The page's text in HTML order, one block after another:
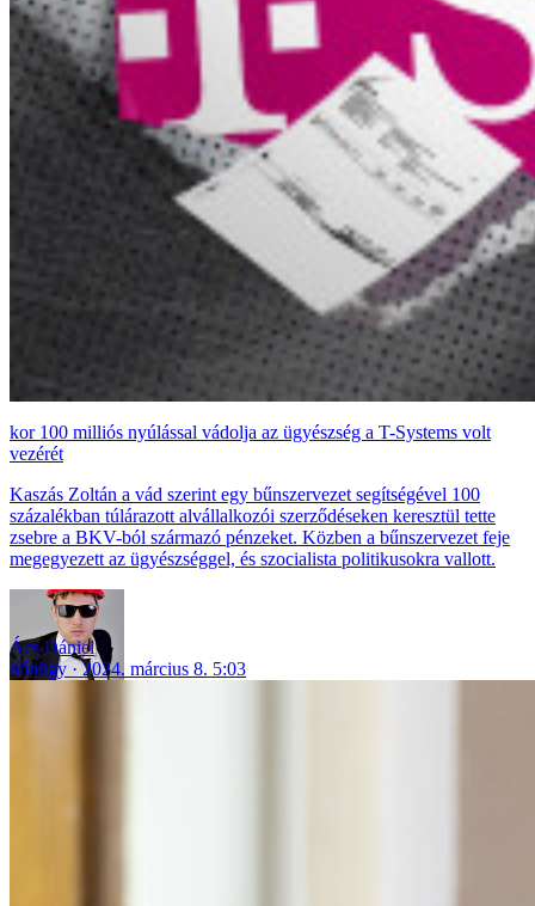
100 milliós nyúlással vádolja az ügyészség a T-Systems volt
vezérét
Kaszás Zoltán a vád szerint egy bűnszervezet segítségével 100
százalékban túlárazott alvállalkozói szerződéseken keresztül tette
zsebre a BKV-ból származó pénzeket. Közben a bűnszervezet feje
megegyezett az ügyészséggel, és szocialista politikusokra vallott.
Ács Dániel
bűnügy
2024. március 8. 5:03